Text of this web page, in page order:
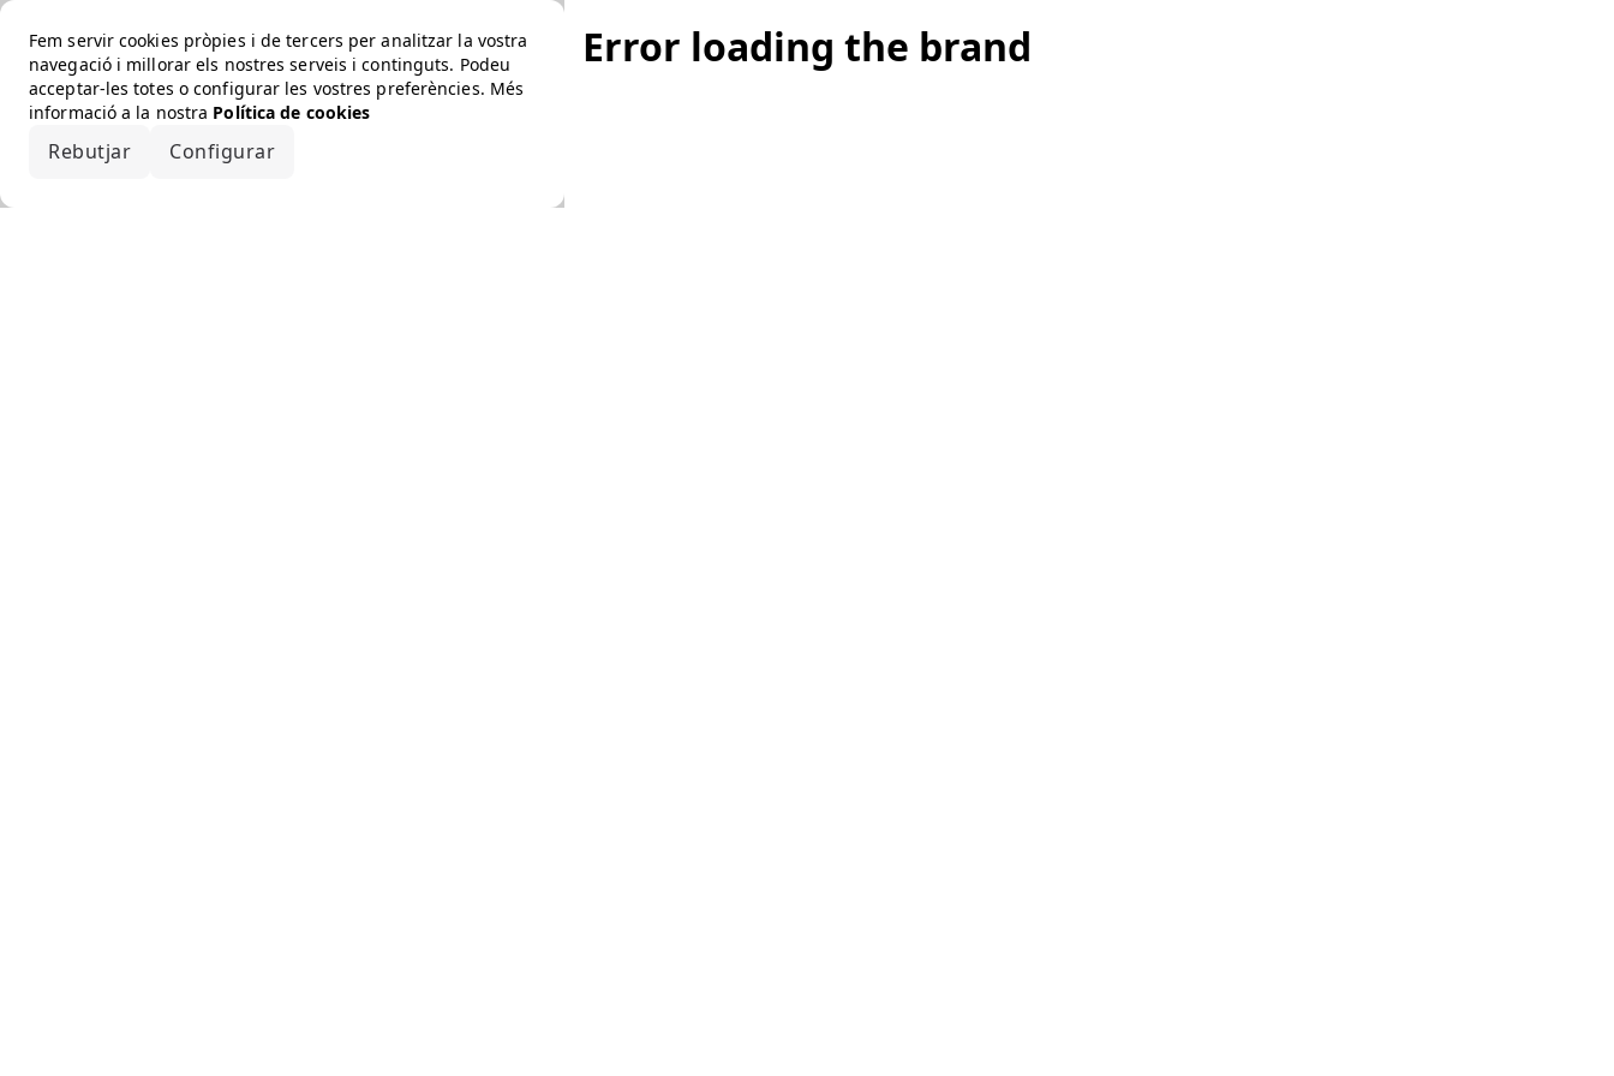
Fem servir cookies pròpies i de tercers per analitzar la vostra
navegació i millorar els nostres serveis i continguts. Podeu
acceptar-les totes o configurar les vostres preferències. Més
informació a la nostra Política de cookies
Rebutjar Configurar
Error loading the brand